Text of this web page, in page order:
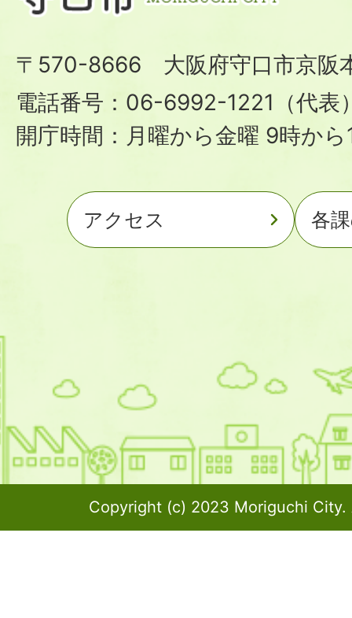
〒570-8666 大阪府守口市京阪
電話番号：06-6992-1221（代表
開庁時間：月曜から金曜 9時か
アクセス 各
Copyright (c) 2023 Moriguchi City.